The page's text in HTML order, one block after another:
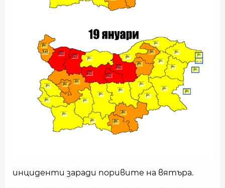
инциденти заради поривите на вятъра.